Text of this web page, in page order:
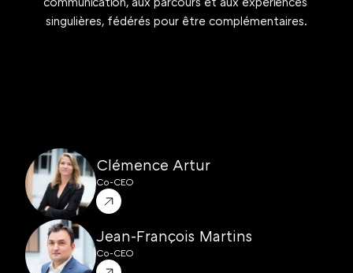
singulières, fédérés pour être complémentaires.
Clémence Artur
Co-CEO
Jean-François Martins
Co-CEO